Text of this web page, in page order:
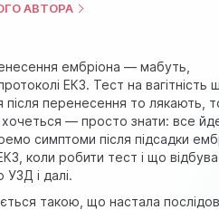
АВТОРА
ембріона — мабуть,
ЕКЗ. Тест на вагітність
після перенесення то лякають,
— просто знати: все
симптоми після підсадки
коли робити тест і що
і далі.
такою, що настала